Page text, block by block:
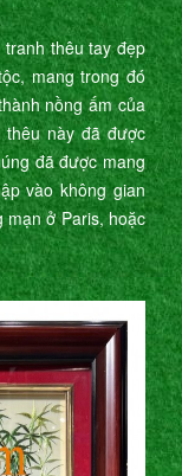
thêu tay đẹp
mang trong đó
nồng ấm của
thêu này đã được
đã được mang
vào không gian
mạn ở Paris, hoặc